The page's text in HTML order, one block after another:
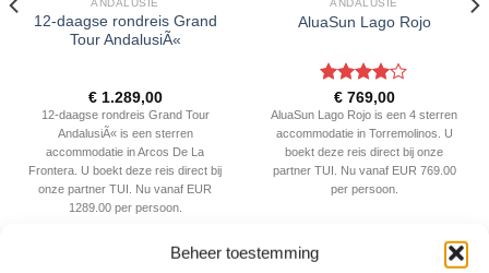
Beheer toestemming
12-daagse rondreis Grand
Tour AndalusiÃ«
€1.289,00
12-daagse rondreis Grand Tour
AndalusiÃ« is een sterren
accommodatie in Arcos De La
Frontera. U boekt deze reis direct bij
onze partner TUI. Nu vanaf EUR
1289.00 per persoon.
PRIJZEN EN BOEKEN
AluaSun Lago Rojo
Gewaardeerd
4uit 5
€769,00
AluaSun Lago Rojo is een 4 sterren
accommodatie in Torremolinos. U
boekt deze reis direct bij onze
partner TUI. Nu vanaf EUR 769.00
per persoon.
PRIJZEN EN BOEKEN